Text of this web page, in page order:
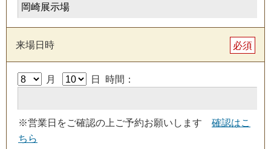
来場日時 必須
月 日 時間：
※営業日をご確認の上ご予約お願いします 確認はこ
ちら